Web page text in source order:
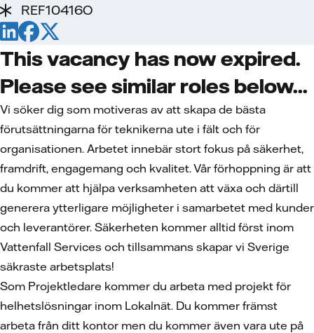
REF10416O
This vacancy has now expired.
Please see similar roles below...
Vi söker dig som motiveras av att skapa de bästa
förutsättningarna för teknikerna ute i fält och för
organisationen. Arbetet innebär stort fokus på säkerhet,
framdrift, engagemang och kvalitet. Vår förhoppning är att
du kommer att hjälpa verksamheten att växa och därtill
generera ytterligare möjligheter i samarbetet med kunder
och leverantörer. Säkerheten kommer alltid först inom
Vattenfall Services och tillsammans skapar vi Sverige
säkraste arbetsplats!
Som Projektledare kommer du arbeta med projekt för
helhetslösningar inom Lokalnät. Du kommer främst
arbeta från ditt kontor men du kommer även vara ute på